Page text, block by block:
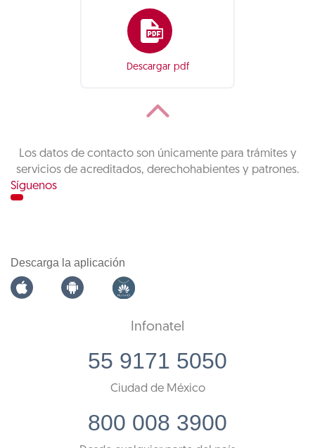
Descargar pdf
Los datos de contacto son únicamente para trámites y
servicios de acreditados, derechohabientes y patrones.
Síguenos
Descarga la aplicación
Infonatel
55 9171 5050
Ciudad de México
800 008 3900